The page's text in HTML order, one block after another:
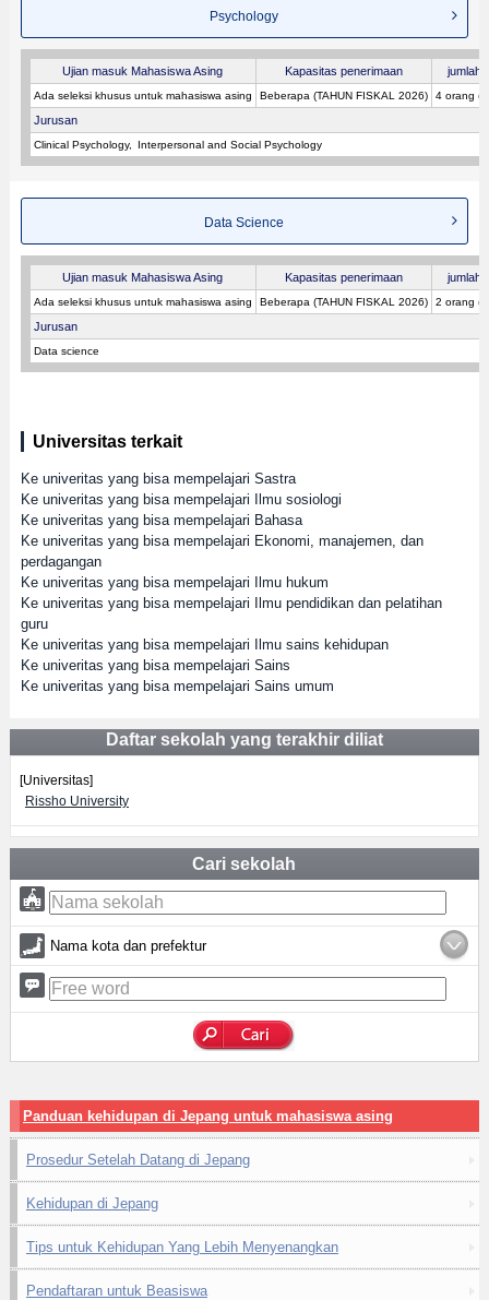
Psychology
Ujian masuk Mahasiswa Asing Kapasitas penerimaan jumlah
Ada seleksi khusus untuk mahasiswa asing Beberapa (TAHUN FISKAL 2026) 4 orang
Jurusan
Clinical Psychology Interpersonal and Social Psychology
Data Science
Ujian masuk Mahasiswa Asing Kapasitas penerimaan jumlah
Ada seleksi khusus untuk mahasiswa asing Beberapa (TAHUN FISKAL 2026) 2 orang
Jurusan
Data science
Universitas terkait
Ke univeritas yang bisa mempelajari Sastra
Ke univeritas yang bisa mempelajari Ilmu sosiologi
Ke univeritas yang bisa mempelajari Bahasa
Ke univeritas yang bisa mempelajari Ekonomi, manajemen, dan
perdagangan
Ke univeritas yang bisa mempelajari Ilmu hukum
Ke univeritas yang bisa mempelajari Ilmu pendidikan dan pelatihan
guru
Ke univeritas yang bisa mempelajari Ilmu sains kehidupan
Ke univeritas yang bisa mempelajari Sains
Ke univeritas yang bisa mempelajari Sains umum
Daftar sekolah yang terakhir diliat
[Universitas]
Rissho University
Cari sekolah
Nama kota dan prefektur
Panduan kehidupan di Jepang untuk mahasiswa asing
Prosedur Setelah Datang di Jepang
Kehidupan di Jepang
Tips untuk Kehidupan Yang Lebih Menyenangkan
Pendaftaran untuk Beasiswa